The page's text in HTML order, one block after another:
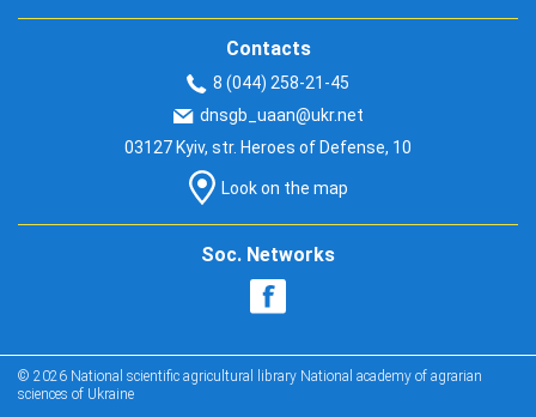
Contacts
8 (044) 258-21-45
dnsgb_uaan@ukr.net
03127 Kyiv, str. Heroes of Defense, 10
Look on the map
Soc. Networks
© 2026 National scientific agricultural library National academy of agrarian
sciences of Ukraine